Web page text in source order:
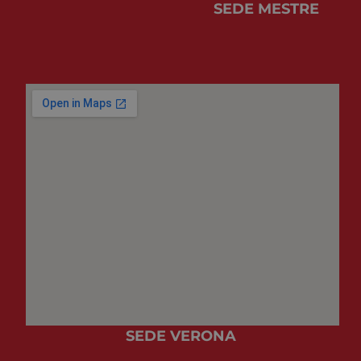
SEDE MESTRE
SEDE VERONA
cookie di